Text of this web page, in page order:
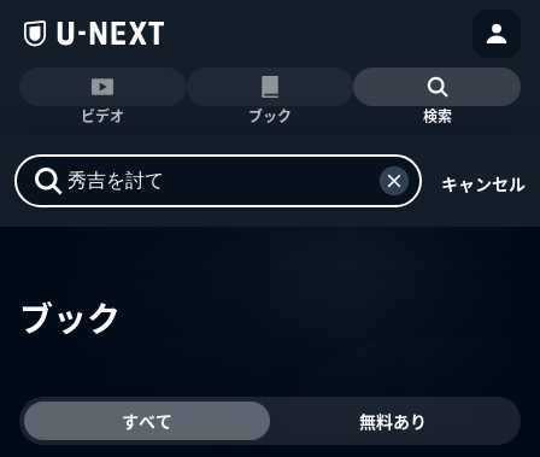
ビデオ ブック 検索
キャンセル
ブック
すべて 無料あり